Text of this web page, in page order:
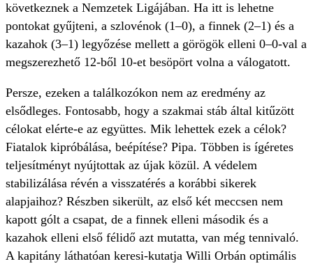
következnek a Nemzetek Ligájában. Ha itt is lehetne
pontokat gyűjteni, a szlovénok (1–0), a finnek (2–1) és a
kazahok (3–1) legyőzése mellett a görögök elleni 0–0-val a
megszerezhető 12-ből 10-et besöpört volna a válogatott.
Persze, ezeken a találkozókon nem az eredmény az
elsődleges. Fontosabb, hogy a szakmai stáb által kitűzött
célokat elérte-e az együttes. Mik lehettek ezek a célok?
Fiatalok kipróbálása, beépítése? Pipa. Többen is ígéretes
teljesítményt nyújtottak az újak közül. A védelem
stabilizálása révén a visszatérés a korábbi sikerek
alapjaihoz? Részben sikerült, az első két meccsen nem
kapott gólt a csapat, de a finnek elleni második és a
kazahok elleni első félidő azt mutatta, van még tennivaló.
A kapitány láthatóan keresi-kutatja Willi Orbán optimális